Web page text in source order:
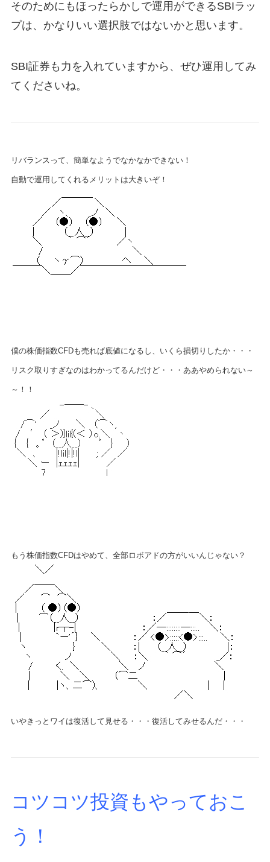
そのためにもほったらかしで運用ができるSBIラッ
プは、かなりいい選択肢ではないかと思います。
SBI証券も力を入れていますから、ぜひ運用してみ
てくださいね。
リバランスって、簡単なようでなかなかできない！
自動で運用してくれるメリットは大きいぞ！
僕の株価指数CFDも売れば底値になるし、いくら損切りしたか・・・
リスク取りすぎなのはわかってるんだけど・・・ああやめられない～
～！！
もう株価指数CFDはやめて、全部ロボアドの方がいいんじゃない？
いやきっとワイは復活して見せる・・・復活してみせるんだ・・・
コツコツ投資もやっておこ
う！